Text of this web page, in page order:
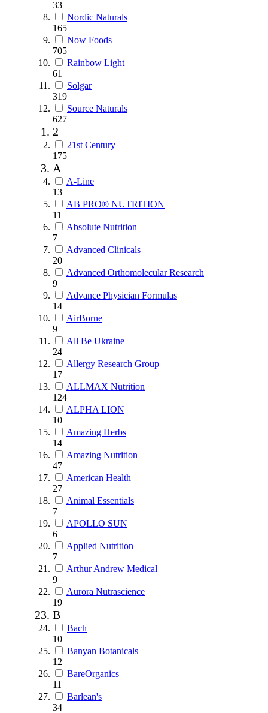
33
Nordic Naturals
165
Now Foods
705
Rainbow Light
61
Solgar
319
Source Naturals
627
2
21st Century
175
A
A-Line
13
AB PRO® NUTRITION
11
Absolute Nutrition
7
Advanced Clinicals
20
Advanced Orthomolecular Research
9
Advance Physician Formulas
14
AirBorne
9
All Be Ukraine
24
Allergy Research Group
17
ALLMAX Nutrition
124
ALPHA LION
10
Amazing Herbs
14
Amazing Nutrition
47
American Health
27
Animal Essentials
7
APOLLO SUN
6
Applied Nutrition
7
Arthur Andrew Medical
9
Aurora Nutrascience
19
B
Bach
10
Banyan Botanicals
12
BareOrganics
11
Barlean's
34